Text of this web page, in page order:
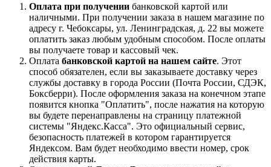
Оплата при получении банковской картой или
наличными. При получении заказа в нашем магазине по
адресу г. Чебоксары, ул. Ленинградская, д. 22 вы можете
оплатить заказ любым удобным способом. После оплаты
вы получаете товар и кассовый чек.
Оплата банковской картой на нашем сайте. Этот
способ обязателен, если вы заказываете доставку через
службы доставку в города России (Почта России, СДЭК,
Боксберри). После оформления заказа на конечном этапе
появится кнопка "Оплатить", после нажатия на которую
вы будете перенаправлены на страницу платежной
системы "Яндекс.Касса". Это официальный сервис,
безопасность платежей в котором гарантируется
Яндексом. Вам будет необходимо ввести номер, срок
действия карты.